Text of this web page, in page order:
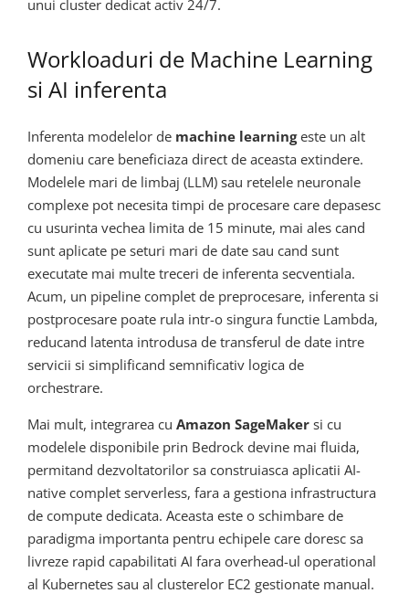
unui cluster dedicat activ 24/7.
Workloaduri de Machine Learning
si AI inferenta
Inferenta modelelor de machine learningeste un alt
domeniu care beneficiaza direct de aceasta extindere.
Modelele mari de limbaj (LLM) sau retelele neuronale
complexe pot necesita timpi de procesare care depasesc
cu usurinta vechea limita de 15 minute, mai ales cand
sunt aplicate pe seturi mari de date sau cand sunt
executate mai multe treceri de inferenta secventiala.
Acum, un pipeline complet de preprocesare, inferenta si
postprocesare poate rula intr-o singura functie Lambda,
reducand latenta introdusa de transferul de date intre
servicii si simplificand semnificativ logica de
orchestrare.
Mai mult, integrarea cu Amazon SageMaker si cu
modelele disponibile prin Bedrock devine mai fluida,
permitand dezvoltatorilor sa construiasca aplicatii AI-
native complet serverless, fara a gestiona infrastructura
de compute dedicata. Aceasta este o schimbare de
paradigma importanta pentru echipele care doresc sa
livreze rapid capabilitati AI fara overhead-ul operational
al Kubernetes sau al clusterelor EC2 gestionate manual.